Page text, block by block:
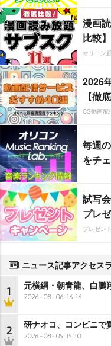
漫画
比較】
オリコン
2026
【徹
CS動画配
毎週
をチ
試写
プレ
プレゼン
ニュース記事アクセス
1 元横綱・朝青龍、白鵬
2026-08-06 16:16
2 研ナオコ、コンビニで
2026-08-05 15:10